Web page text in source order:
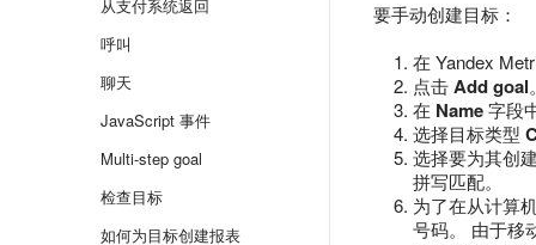
从支付系统返回
呼叫
聊天
JavaScript 事件
Multi-step goal
检查目标
如何为目标创建报表
要手动创建目标：
在 Yandex
点击Add goal
在 Name字段
选择目标类型
选择要为其创
拼写匹配。
为了在从计算
号码。 由于移